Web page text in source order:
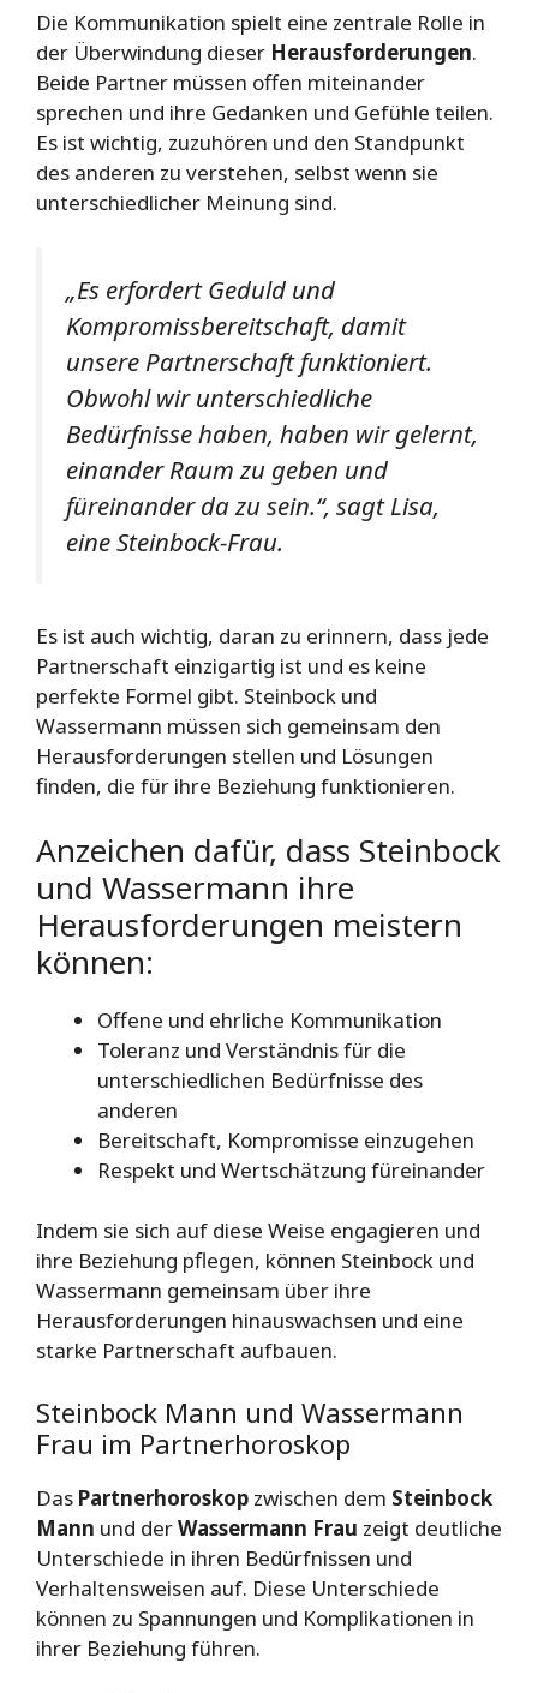
Die Kommunikation spielt eine zentrale Rolle in
der Überwindung dieser Herausforderungen.
Beide Partner müssen offen miteinander
sprechen und ihre Gedanken und Gefühle teilen.
Es ist wichtig, zuzuhören und den Standpunkt
des anderen zu verstehen, selbst wenn sie
unterschiedlicher Meinung sind.
„Es erfordert Geduld und
Kompromissbereitschaft, damit
unsere Partnerschaft funktioniert.
Obwohl wir unterschiedliche
Bedürfnisse haben, haben wir gelernt,
einander Raum zu geben und
füreinander da zu sein.“, sagt Lisa,
eine Steinbock-Frau.
Es ist auch wichtig, daran zu erinnern, dass jede
Partnerschaft einzigartig ist und es keine
perfekte Formel gibt. Steinbock und
Wassermann müssen sich gemeinsam den
Herausforderungen stellen und Lösungen
finden, die für ihre Beziehung funktionieren.
Anzeichen dafür, dass Steinbock
und Wassermann ihre
Herausforderungen meistern
können:
Offene und ehrliche Kommunikation
Toleranz und Verständnis für die
unterschiedlichen Bedürfnisse des
anderen
Bereitschaft, Kompromisse einzugehen
Respekt und Wertschätzung füreinander
Indem sie sich auf diese Weise engagieren und
ihre Beziehung pflegen, können Steinbock und
Wassermann gemeinsam über ihre
Herausforderungen hinauswachsen und eine
starke Partnerschaft aufbauen.
Steinbock Mann und Wassermann
Frau im Partnerhoroskop
Das Partnerhoroskop zwischen dem Steinbock
Mann und derWassermann Frau zeigt deutliche
Unterschiede in ihren Bedürfnissen und
Verhaltensweisen auf. Diese Unterschiede
können zu Spannungen und Komplikationen in
ihrer Beziehung führen.